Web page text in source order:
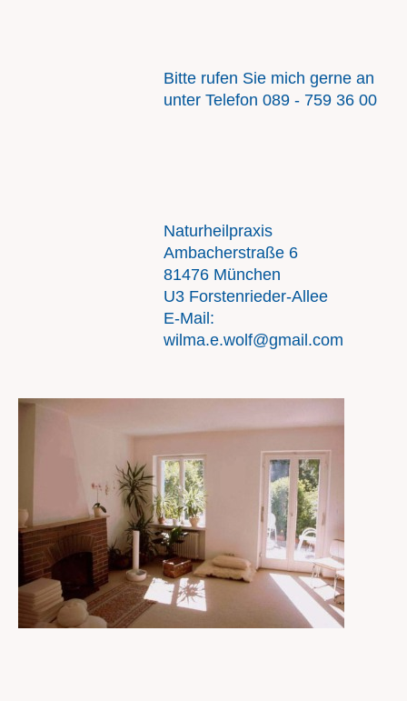
Bitte rufen Sie mich gerne an
unter Telefon 089 - 759 36 00
Naturheilpraxis
Ambacherstraße 6
81476 München
U3 Forstenrieder-Allee
E-Mail:
wilma.e.wolf@gmail.com